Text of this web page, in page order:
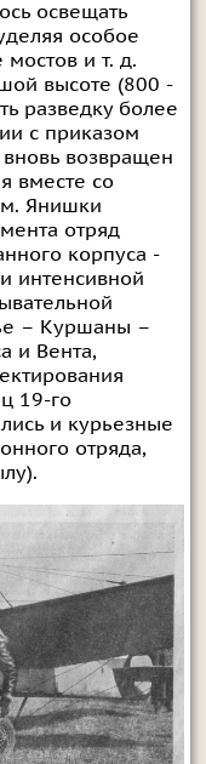
освещать
особое
и т. д.
высоте (800 -
разведку более
с приказом
возвращен
вместе со
Янишки
отряд
корпуса -
интенсивной
– Куршаны –
и Вента,
19-го
и курьезные
отряда,